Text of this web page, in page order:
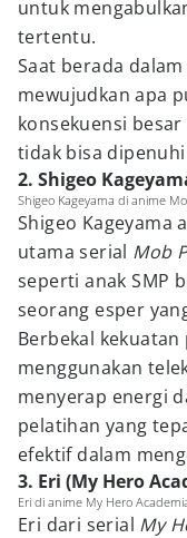
untuk
tertentu.
Saat berada
mewujudkan apa
konsekuensi
tidak bisa
2. Shigeo
Shigeo Kageyama di anime
Shigeo Kageyama
utama serial Mob
seperti anak SMP
seorang esper
Berbekal
menggunakan
menyerap energi
pelatihan yang
efektif dalam
3. Eri (My Hero
Eri di anime My Hero
Eri dari serial My